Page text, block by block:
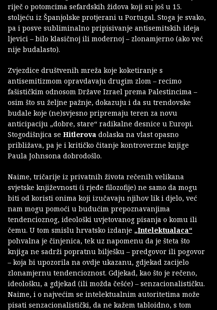
riječ o potomcima sefardskih židova koji su još u 15.
stoljeću iz Španjolske protjerani u Portugal. Stoga je svako,
pa i posve subliminalno pripisivanje antisemitskih ideja
ljevici – bilo klasičnoj ili modernoj – zlonamjerno (ako već
nije budalasto).
Zvjezdice društvenih mreža koje koketiranje s
antisemitizmom opravdavaju drugim zlom – recimo
fašističkim odnosom Države Izrael prema Palestincima –
osim što su željne pažnje, dokazuju i da su trendovske
budale koje (ne)svjesno pripremaju teren za novu
anticipaciju „dobre, stare“ radikalne desnice u Europi.
Stogodišnjica se Hitlerova dolaska na vlast opasno
približava, pa je i kritičko čitanje kontroverzne knjige
Paula Johnsona dobrodošlo.
Naime, tričarije iz privatnih života rečenih velikana
svjetske književnosti (i rjeđe filozofije) ne samo da mogu
biti od koristi onima koji izučavaju njihov lik i djelo, već
nam mogu pomoći u budućim prepoznavanjima
tendencioznog, ideološki uvjetovanog pisanja o komu ili
čemu. U tom smislu hrvatsko izdanje „Intelektualaca“
pohvalna je činjenica, tek uz napomenu da je šteta što
knjiga ne sadrži popratnu bilješku – predgovor ili pogovor
– koja bi upozorila na ovdje ukazanu, gdjekad zacijelo
zlonamjernu tendencioznost. Gdjekad, kao što je rečeno,
ideološku, a gdjekad (ili možda češće) – senzacionalističku.
Naime, i o najvećim se intelektualnim autoritetima može
pisati senzacionalistički, da ne kažem tabloidno, s tom